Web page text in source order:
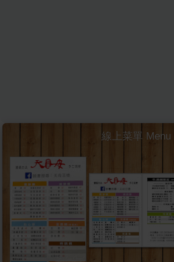
線上菜單 Menu